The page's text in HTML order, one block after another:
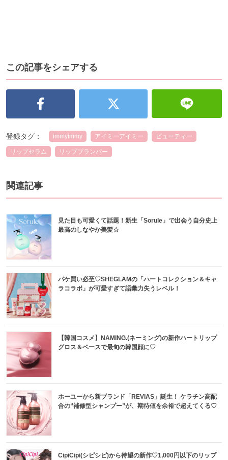
この記事をシェアする
登録タグ： immyimmy アイミーアイミー ビューティー
リップセラム リッププランパー
関連記事
見た目も可愛くて話題！新生「Sorule」で出会う自分史上
最高のしなやか美髪☆
パケ買い必至♡SHEGLAMの「ハートコレクション＆キャ
ラコラボ」が可愛すぎて語彙力失うレベル！
【韓国コスメ】NAMING.(ネーミング)の新作ハートリップ
グロス＆ベースで最旬の韓国顔に♡
ホーユーから新ブランド「REVIAS」誕生！ ケラチン高配
合の“補修型シャンプー”が、期待値を余裕で超えてくる♡
CipiCipi(シピシピ)から待望の新作♡1,000円以下のリップ